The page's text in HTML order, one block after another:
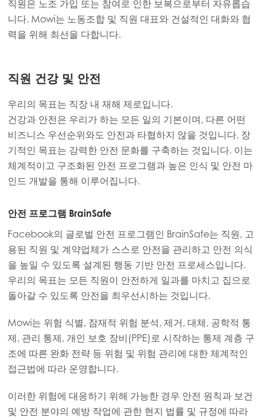
Mowi Czechia (CZ)
Mowi Czechia (EN)
Mowi Ireland
Mowi Italy
Mowi Netherlands
Mowi Norway
Mowi Spain
Mowi Turkey
Americas
Mowi Canada East
Mowi Canada West
Mowi USA
계속하기
직원은 노조 가입 또는 참여로 인한 보복으로부터 자유롭습
니다. Mowi는 노동조합 및 직원 대표와 건설적인 대화와 협
력을 위해 최선을 다합니다.
직원 건강 및 안전
우리의 목표는 직장 내 재해 제로입니다.
건강과 안전은 우리가 하는 모든 일의 기본이며, 다른 어떤
비즈니스 우선순위와도 안전과 타협하지 않을 것입니다. 장
기적인 목표는 강력한 안전 문화를 구축하는 것입니다. 이는
체계적이고 구조화된 안전 프로그램과 높은 인식 및 안전 마
인드 개발을 통해 이루어집니다.
안전 프로그램 BrainSafe
Facebook의 글로벌 안전 프로그램인 BrainSafe는 직원, 고
용된 직원 및 계약업체가 스스로 안전을 관리하고 안전 의식
을 높일 수 있도록 설계된 행동 기반 안전 프로세스입니다.
우리의 목표는 모든 직원이 안전하게 일과를 마치고 집으로
돌아갈 수 있도록 안전을 최우선시하는 것입니다.
Mowi는 위험 식별, 잠재적 위험 분석, 제거, 대체, 공학적 통
제, 관리 통제, 개인 보호 장비(PPE)로 시작하는 통제 계층 구
조에 따른 완화 전략 등 위험 및 위험 관리에 대한 체계적인
접근법에 따라 운영합니다.
이러한 위험에 대응하기 위해 가능한 경우 안전 원칙과 보건
및 안전 분야의 예방 작업에 관한 현지 법률 및 규정에 따라